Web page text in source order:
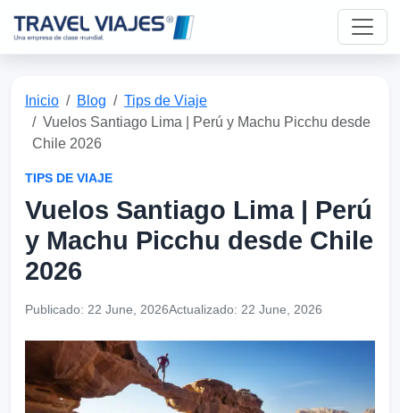
Inicio Blog
Tips de Viaje
Vuelos Santiago Lima | Perú y Machu Picchu desde
Chile 2026
TIPS DE VIAJE
Vuelos Santiago Lima | Perú
y Machu Picchu desde Chile
2026
Publicado: 22 June, 2026Actualizado: 22 June, 2026